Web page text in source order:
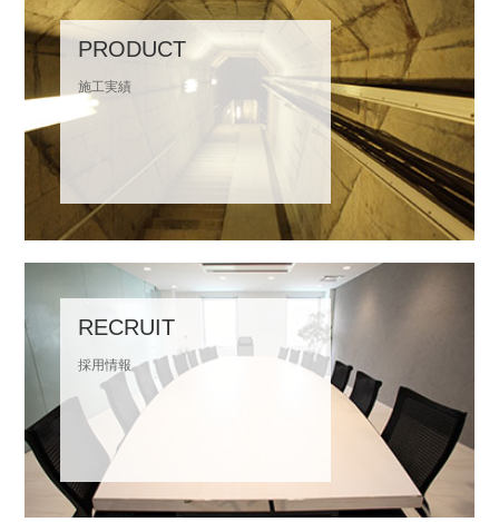
PRODUCT
施工実績
RECRUIT
採用情報